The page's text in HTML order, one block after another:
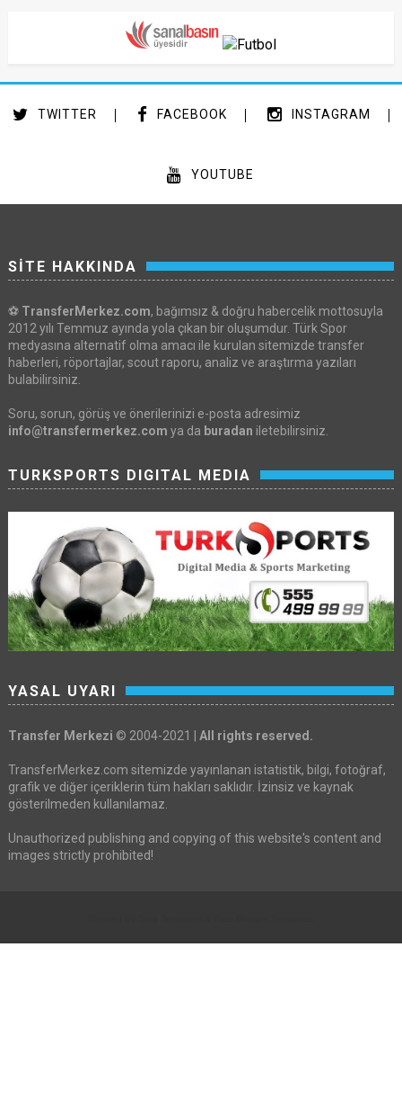
TWITTER FACEBOOK INSTAGRAM
YOUTUBE
SİTE HAKKINDA
⚽ TransferMerkez.com, bağımsız & doğru habercelik mottosuyla
2012 yılı Temmuz ayında yola çıkan bir oluşumdur. Türk Spor
medyasına alternatif olma amacı ile kurulan sitemizde transfer
haberleri, röportajlar, scout raporu, analiz ve araştırma yazıları
bulabilirsiniz.
Soru, sorun, görüş ve önerilerinizi e-posta adresimiz
info@transfermerkez.com ya da buradan iletebilirsiniz.
TURKSPORTS DIGITAL MEDIA
YASAL UYARI
Transfer Merkezi © 2004-2021 | All rights reserved.
TransferMerkez.com sitemizde yayınlanan istatistik, bilgi, fotoğraf,
grafik ve diğer içeriklerin tüm hakları saklıdır. İzinsiz ve kaynak
gösterilmeden kullanılamaz.
Unauthorized publishing and copying of this website's content and
images strictly prohibited!